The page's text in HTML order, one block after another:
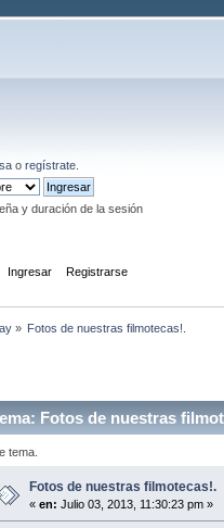
oregístrate
y duración de la sesión
Ingresar Registrarse
» Fotos de nuestras filmotecas!.
Fotos de nuestras
tema.
Fotos de nuestras filmotecas!.
«en: Julio 03, 2013, 11:30:23 pm »